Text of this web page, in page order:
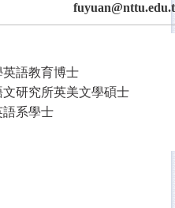
語教育博士
研究所英美文學碩士
語系學士